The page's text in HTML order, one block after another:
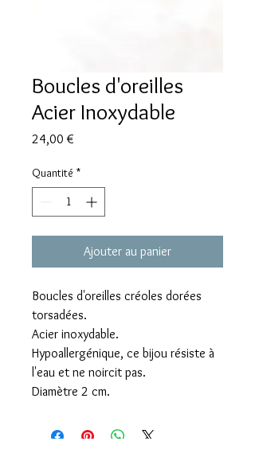
Boucles d'oreilles
Acier Inoxydable
24,00 €
Quantité *
Ajouter au panier
Boucles d'oreilles créoles dorées
torsadées.
Acier inoxydable.
Hypoallergénique, ce bijou résiste à
l'eau et ne noircit pas.
Diamètre 2 cm.